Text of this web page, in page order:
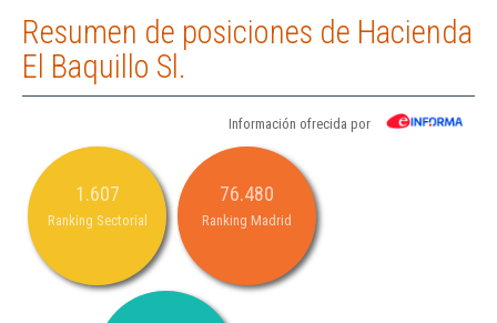
Resumen de posiciones de Hacienda
El Baquillo Sl.
Información ofrecida por
1.607
Ranking Sectorial
76.480
Ranking Madrid